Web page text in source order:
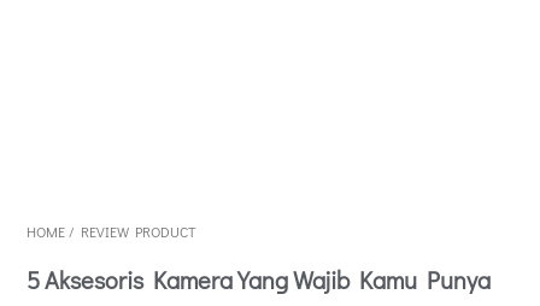
HOME / REVIEW PRODUCT
5 Aksesoris Kamera Yang Wajib Kamu Punya